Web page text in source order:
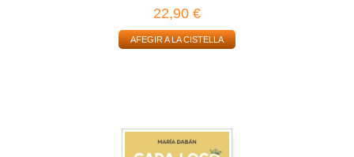
22,90 €
AFEGIR A LA CISTELLA